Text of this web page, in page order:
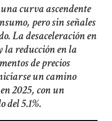
curva ascendente
pero sin señales
La desaceleración en
la reducción en la
de precios
un camino
2025, con un
del 5.1%.